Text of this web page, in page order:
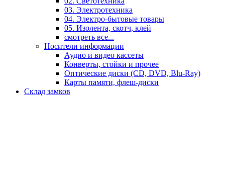
03. Электротехника
04. Электро-бытовые товары
05. Изолента, скотч, клей
смотреть все...
Носители информации
Аудио и видео кассеты
Конверты, стойки и прочее
Оптические диски (CD, DVD, Blu-Ray)
Карты памяти, флеш-диски
Склад замков